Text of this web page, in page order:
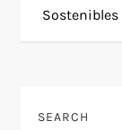
t
a
Sostenibles
SEARCH